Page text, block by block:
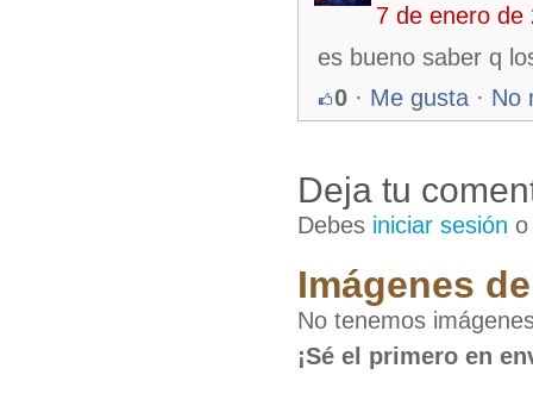
7 de enero de
es bueno saber q
0 · Me gusta · No
Deja tu
Debes iniciar sesión
Imágenes
No tenemos
¡Sé el primero en